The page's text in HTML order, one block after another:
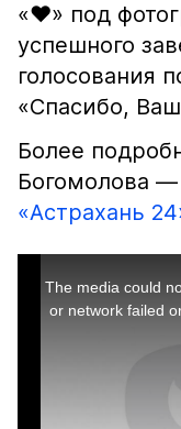
«♥» под
успешного
голосования
«Спасибо, Ваш
Более
Богомолова —
«Астрахань
The media could
or network failed